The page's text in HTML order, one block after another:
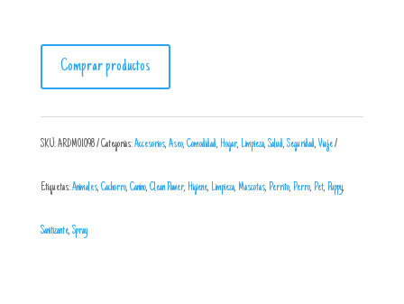
Comprar productos
SKU:ARDM01098 Categorías:Accesorios, Aseo, Comodidad, Hogar, Limpieza, Salud, Seguridad, Viaje
Etiquetas:Animales, Cachorro, Canino, Clean Pawer, Higiene, Limpieza, Mascotas, Perrito, Perro, Pet, Puppy,
Sanitizante, Spray